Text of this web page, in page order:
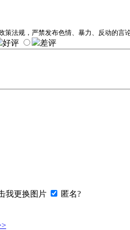
策法规，严禁发布色情、暴力、反动的言
好评 差评
匿名?